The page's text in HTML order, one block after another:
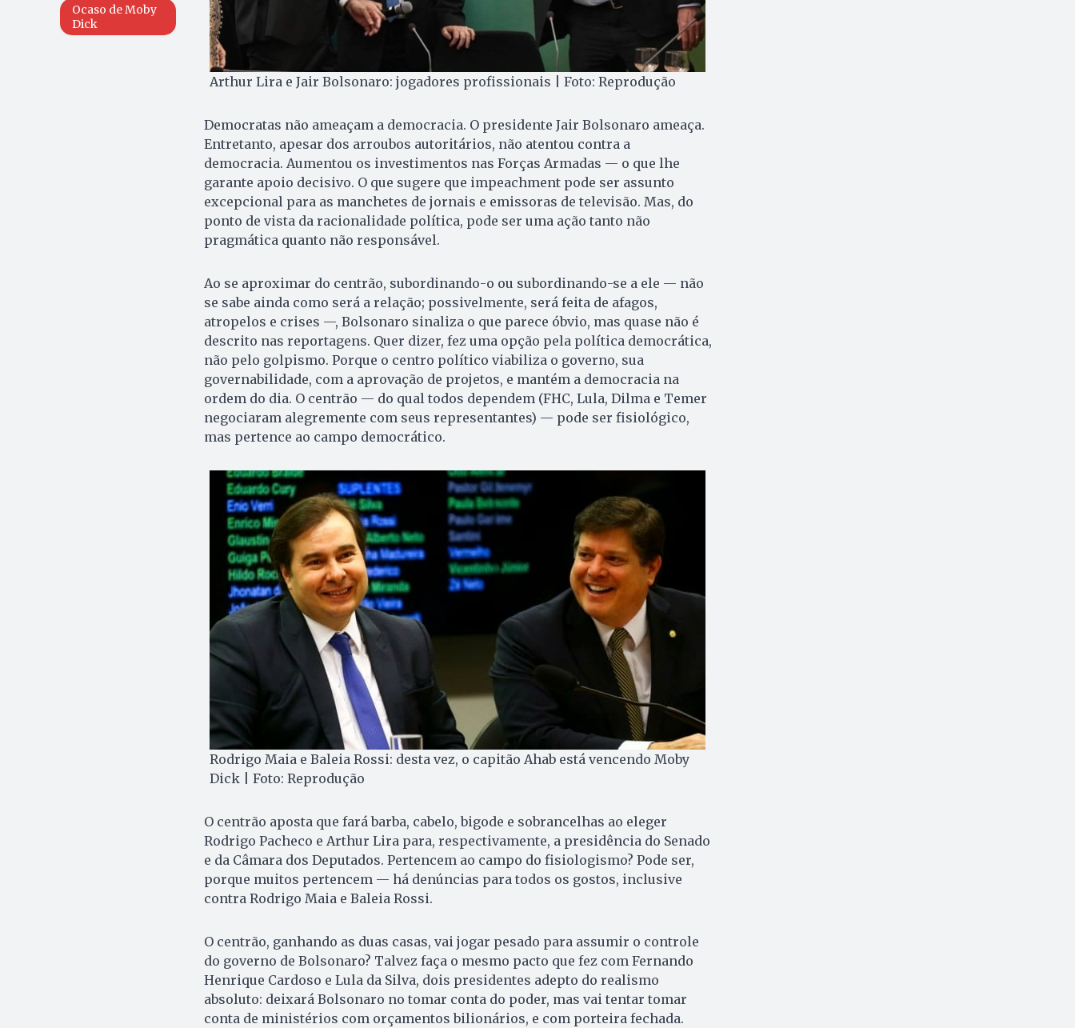
Ocaso de Moby
Dick
Arthur Lira e Jair Bolsonaro: jogadores profissionais | Foto: Reprodução
Democratas não ameaçam a democracia. O presidente Jair Bolsonaro ameaça.
Entretanto, apesar dos arroubos autoritários, não atentou contra a
democracia. Aumentou os investimentos nas Forças Armadas — o que lhe
garante apoio decisivo. O que sugere que impeachment pode ser assunto
excepcional para as manchetes de jornais e emissoras de televisão. Mas, do
ponto de vista da racionalidade política, pode ser uma ação tanto não
pragmática quanto não responsável.
Ao se aproximar do centrão, subordinando-o ou subordinando-se a ele — não
se sabe ainda como será a relação; possivelmente, será feita de afagos,
atropelos e crises —, Bolsonaro sinaliza o que parece óbvio, mas quase não é
descrito nas reportagens. Quer dizer, fez uma opção pela política democrática,
não pelo golpismo. Porque o centro político viabiliza o governo, sua
governabilidade, com a aprovação de projetos, e mantém a democracia na
ordem do dia. O centrão — do qual todos dependem (FHC, Lula, Dilma e Temer
negociaram alegremente com seus representantes) — pode ser fisiológico,
mas pertence ao campo democrático.
Rodrigo Maia e Baleia Rossi: desta vez, o capitão Ahab está vencendo Moby
Dick | Foto: Reprodução
O centrão aposta que fará barba, cabelo, bigode e sobrancelhas ao eleger
Rodrigo Pacheco e Arthur Lira para, respectivamente, a presidência do Senado
e da Câmara dos Deputados. Pertencem ao campo do fisiologismo? Pode ser,
porque muitos pertencem — há denúncias para todos os gostos, inclusive
contra Rodrigo Maia e Baleia Rossi.
O centrão, ganhando as duas casas, vai jogar pesado para assumir o controle
do governo de Bolsonaro? Talvez faça o mesmo pacto que fez com Fernando
Henrique Cardoso e Lula da Silva, dois presidentes adepto do realismo
absoluto: deixará Bolsonaro no tomar conta do poder, mas vai tentar tomar
conta de ministérios com orçamentos bilionários, e com porteira fechada.